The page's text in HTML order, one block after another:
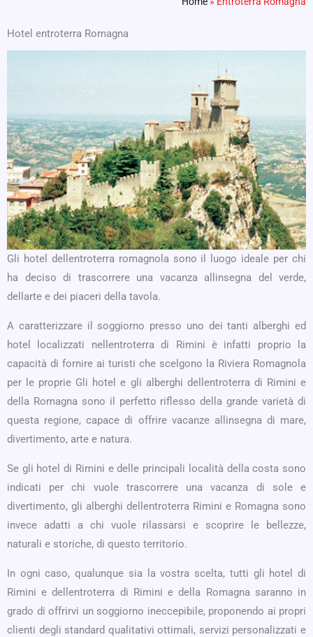
Hotel entroterra Romagna
Gli hotel dellentroterra romagnola sono il luogo ideale per chi
ha deciso di trascorrere una vacanza allinsegna del verde,
dellarte e dei piaceri della tavola.
A caratterizzare il soggiorno presso uno dei tanti alberghi ed
hotel localizzati nellentroterra di Rimini è infatti proprio la
capacità di fornire ai turisti che scelgono la Riviera Romagnola
per le proprie Gli hotel e gli alberghi dellentroterra di Rimini e
della Romagna sono il perfetto riflesso della grande varietà di
questa regione, capace di offrire vacanze allinsegna di mare,
divertimento, arte e natura.
Se gli hotel di Rimini e delle principali località della costa sono
indicati per chi vuole trascorrere una vacanza di sole e
divertimento, gli alberghi dellentroterra Rimini e Romagna sono
invece adatti a chi vuole rilassarsi e scoprire le bellezze,
naturali e storiche, di questo territorio.
In ogni caso, qualunque sia la vostra scelta, tutti gli hotel di
Rimini e dellentroterra di Rimini e della Romagna saranno in
grado di offrirvi un soggiorno ineccepibile, proponendo ai propri
clienti degli standard qualitativi ottimali, servizi personalizzati e